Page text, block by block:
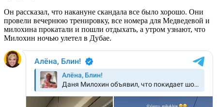
Он рассказал, что накануне скандала все было хорошо. Они
провели вечернюю тренировку, все номера для Медведевой и
милохина прокатали и пошли отдыхать, а утром узнают, что
Милохин ночью улетел в Дубае.